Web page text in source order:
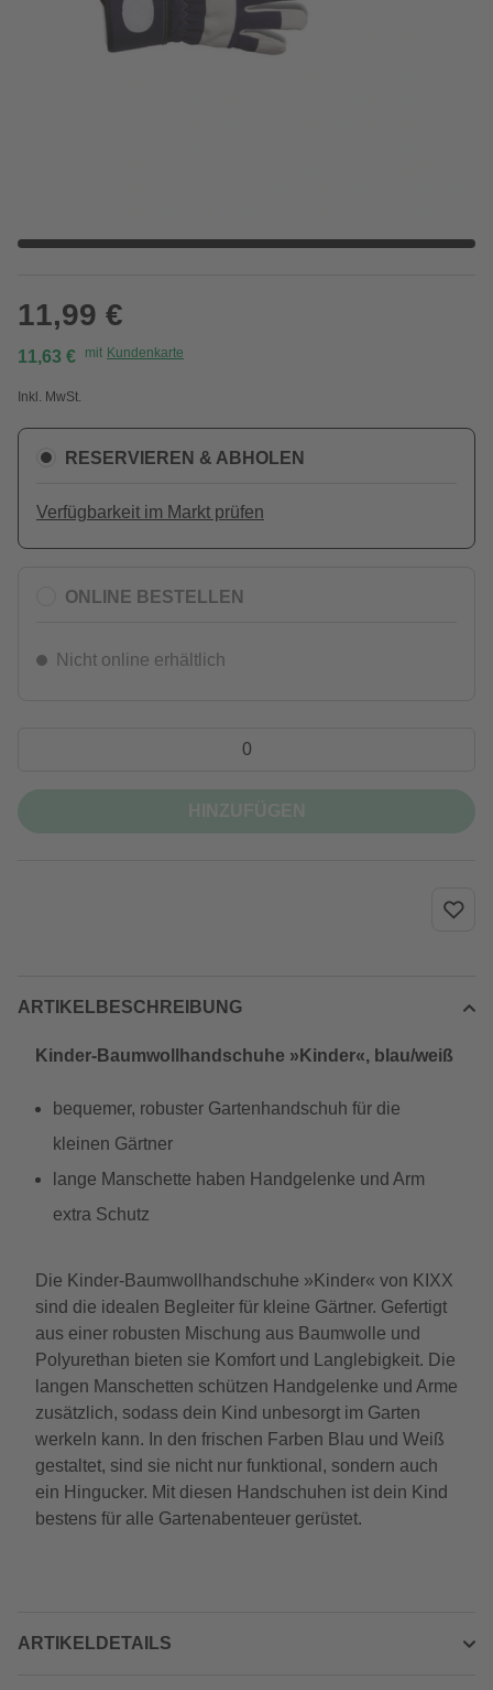
11,99 €
11,63 € mit Kundenkarte
Inkl. MwSt.
RESERVIEREN & ABHOLEN
Verfügbarkeit im Markt prüfen
ONLINE BESTELLEN
Nicht online erhältlich
ARTIKELBESCHREIBUNG
Kinder-Baumwollhandschuhe »Kinder«, blau/weiß
bequemer, robuster Gartenhandschuh für die
kleinen Gärtner
lange Manschette haben Handgelenke und Arm
extra Schutz
Die Kinder-Baumwollhandschuhe »Kinder« von KIXX
sind die idealen Begleiter für kleine Gärtner. Gefertigt
aus einer robusten Mischung aus Baumwolle und
Polyurethan bieten sie Komfort und Langlebigkeit. Die
langen Manschetten schützen Handgelenke und Arme
zusätzlich, sodass dein Kind unbesorgt im Garten
werkeln kann. In den frischen Farben Blau und Weiß
gestaltet, sind sie nicht nur funktional, sondern auch
ein Hingucker. Mit diesen Handschuhen ist dein Kind
bestens für alle Gartenabenteuer gerüstet.
ARTIKELDETAILS